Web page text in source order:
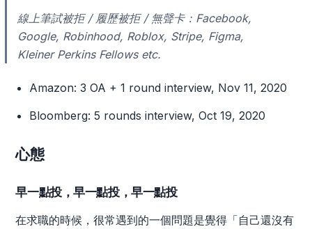
線上筆試被拒 / 履歷被拒 / 無聲卡：Facebook,
Google, Robinhood, Roblox, Stripe, Figma,
Kleiner Perkins Fellows etc.
Amazon: 3 OA + 1 round interview, Nov 11, 2020
Bloomberg: 5 rounds interview, Oct 19, 2020
心態
早一點投，早一點投，早一點投
在求職的時候，很常遇到的一個問題是覺得「自己還沒有